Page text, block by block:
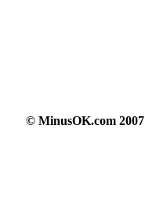
© MinusOK.com 2007